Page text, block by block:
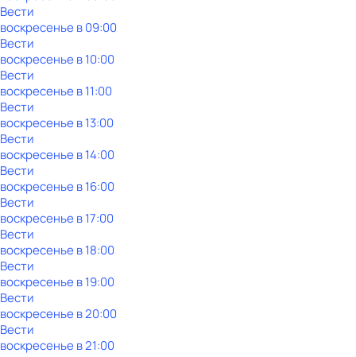
Вести
воскресенье в09:00
Вести
воскресенье в10:00
Вести
воскресенье в11:00
Вести
воскресенье в13:00
Вести
воскресенье в14:00
Вести
воскресенье в16:00
Вести
воскресенье в17:00
Вести
воскресенье в18:00
Вести
воскресенье в19:00
Вести
воскресенье в20:00
Вести
воскресенье в21:00